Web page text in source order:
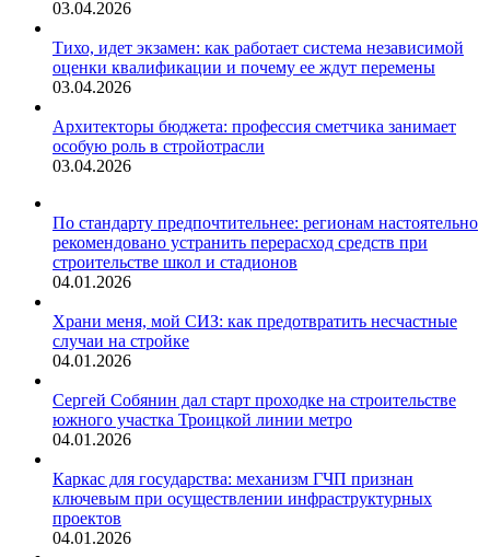
03.04.2026
Тихо, идет экзамен: как работает система независимой
оценки квалификации и почему ее ждут перемены
03.04.2026
Архитекторы бюджета: профессия сметчика занимает
особую роль в стройотрасли
03.04.2026
По стандарту предпочтительнее: регионам настоятельно
рекомендовано устранить перерасход средств при
строительстве школ и стадионов
04.01.2026
Храни меня, мой СИЗ: как предотвратить несчастные
случаи на стройке
04.01.2026
Сергей Собянин дал старт проходке на строительстве
южного участка Троицкой линии метро
04.01.2026
Каркас для государства: механизм ГЧП признан
ключевым при осуществлении инфраструктурных
проектов
04.01.2026